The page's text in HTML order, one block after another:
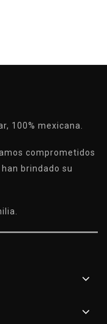
100% mexicana.
comprometidos
brindado su